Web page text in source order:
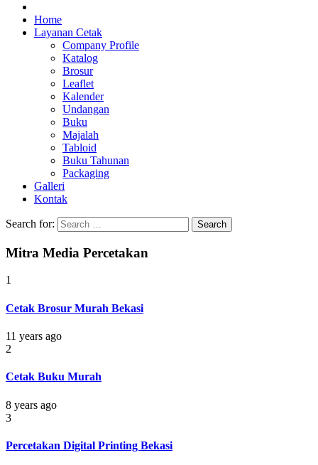
Jasa Cetak Online DMG Printing
Home
Layanan Cetak
Company Profile
Katalog
Brosur
Leaflet
Kalender
Undangan
Buku
Majalah
Tabloid
Buku Tahunan
Packaging
Galleri
Kontak
Search for:
Mitra Media Percetakan
1
Cetak Brosur Murah Bekasi
11 years ago
2
Cetak Buku Murah
8 years ago
3
Percetakan Digital Printing Bekasi